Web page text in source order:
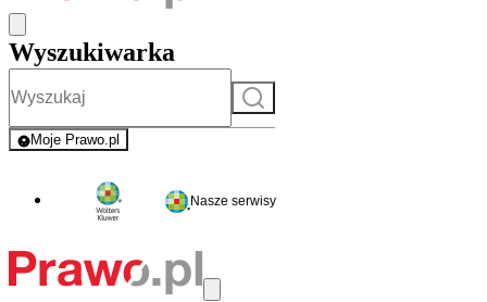
Wyszukiwarka
Szukaj
Moje Prawo.pl
- rejestracja i logowanie do serwisu
Nasze serwisy